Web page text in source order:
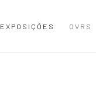
EXPOSIÇÕES OVRS